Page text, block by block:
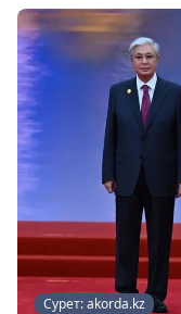
Сурет: akorda.kz